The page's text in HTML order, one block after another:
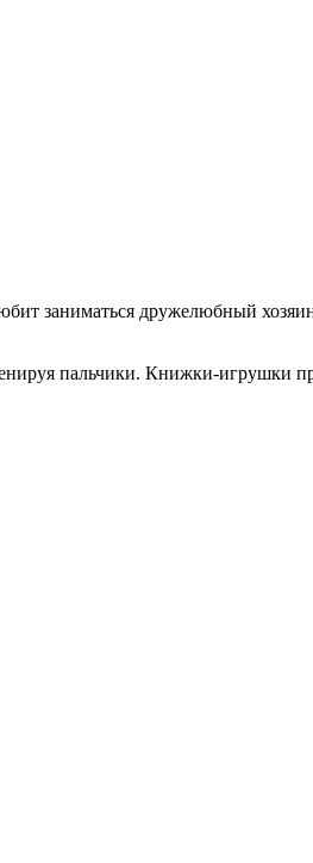
заниматься дружелюбный
пальчики. Книжки-игрушки